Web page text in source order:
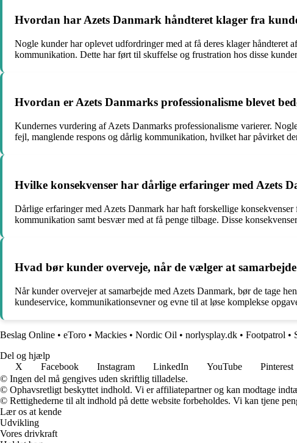
Hvordan har Azets Danmark håndteret klager fra
Nogle kunder har oplevet udfordringer med at få deres klager håndteret
kommunikation. Dette har ført til skuffelse og frustration hos disse
Hvordan er Azets Danmarks professionalisme blevet
Kundernes vurdering af Azets Danmarks professionalisme varierer.
fejl, manglende respons og dårlig kommunikation, hvilket har påvirket
Hvilke konsekvenser har dårlige erfaringer med Azets
Dårlige erfaringer med Azets Danmark har haft forskellige
kommunikation samt besvær med at få penge tilbage. Disse
Hvad bør kunder overveje, når de vælger at
Når kunder overvejer at samarbejde med Azets Danmark, bør de tage
kundeservice, kommunikationsevner og evne til at løse komplekse
Beslag Online • eToro • Mackies • Nordic Oil • norlysplay.dk • Footpatrol •
Del og hjælp
X
Facebook Instagram LinkedIn YouTube Pinterest
© Ingen del må gengives uden skriftlig tilladelse.
© Ophavsretligt beskyttet indhold. Vi er affiliatepartner og kan modtage
© Rettighederne til alt indhold på dette website forbeholdes. Vi kan tjene
Lær os at kende
Udvikling
Vores drivkraft